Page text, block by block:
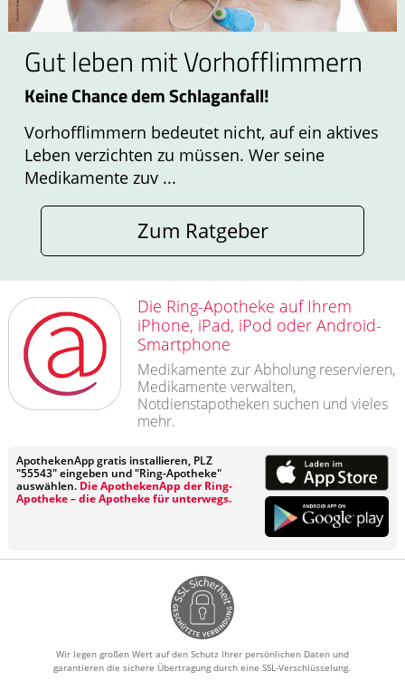
Gut leben mit Vorhofflimmern
Keine Chance dem Schlaganfall!
Vorhofflimmern bedeutet nicht, auf ein aktives
Leben verzichten zu müssen. Wer seine
Medikamente zuv ...
Zum Ratgeber
Die Ring-Apotheke auf Ihrem
iPhone, iPad, iPod oder Android-
Smartphone
Medikamente zur Abholung reservieren,
Medikamente verwalten,
Notdienstapotheken suchen und vieles
mehr.
ApothekenApp gratis installieren, PLZ
"55543" eingeben und "Ring-Apotheke"
auswählen. Die ApothekenApp der Ring-
Apotheke – die Apotheke für unterwegs.
Wir legen großen Wert auf den Schutz Ihrer persönlichen Daten und
garantieren die sichere Übertragung durch eine SSL-Verschlüsselung.